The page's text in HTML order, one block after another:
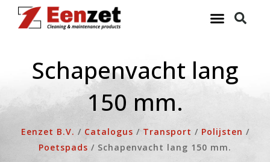
naar
Schapenvacht lang
150 mm.
Eenzet B.V. / Catalogus / Transport / Polijsten /
Poetspads / Schapenvacht lang 150 mm.